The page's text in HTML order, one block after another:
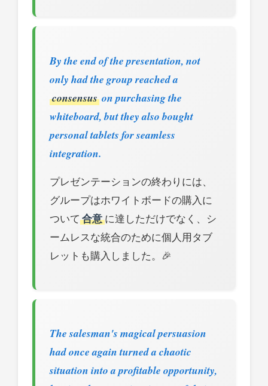
By the end of the presentation, not
only had the group reached a
consensus on purchasing the
whiteboard, but they also bought
personal tablets for seamless
integration.
プレゼンテーションの終わりには、
グループはホワイトボードの購入に
ついて 合意に達しただけでなく、シ
ームレスな統合のために個人用タブ
レットも購入しました。🎉
The salesman's magical persuasion
had once again turned a chaotic
situation into a profitable opportunity,